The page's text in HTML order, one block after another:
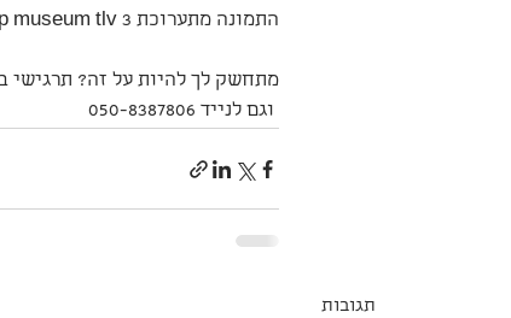
התמונה מתערוכת pop up museum tlv 3
מתחשק לך להיות על זה? תרגישי
תגובות